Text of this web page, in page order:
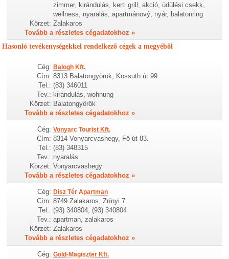
zimmer, kirándulás, kerti grill, akció, üdülési csekk,
wellness, nyaralás, apartmánový, nyár, balatonring
Körzet: Zalakaros
Tovább a részletes cégadatokhoz »
Hasonló tevékenységekkel rendelkező cégek a megyéből
Cég: Balogh Kft.
Cím: 8313 Balatongyörök, Kossuth út 99.
Tel.: (83) 346011
Tev.: kirándulás, wohnung
Körzet: Balatongyörök
Tovább a részletes cégadatokhoz »
Cég: Vonyarc Tourist Kft.
Cím: 8314 Vonyarcvashegy, Fő út 83.
Tel.: (83) 348315
Tev.: nyaralás
Körzet: Vonyarcvashegy
Tovább a részletes cégadatokhoz »
Cég: Disz Tér Apartman
Cím: 8749 Zalakaros, Zrínyi 7.
Tel.: (93) 340804, (93) 340804
Tev.: apartman, zalakaros
Körzet: Zalakaros
Tovább a részletes cégadatokhoz »
Cég: Gold-Magiszter Kft.